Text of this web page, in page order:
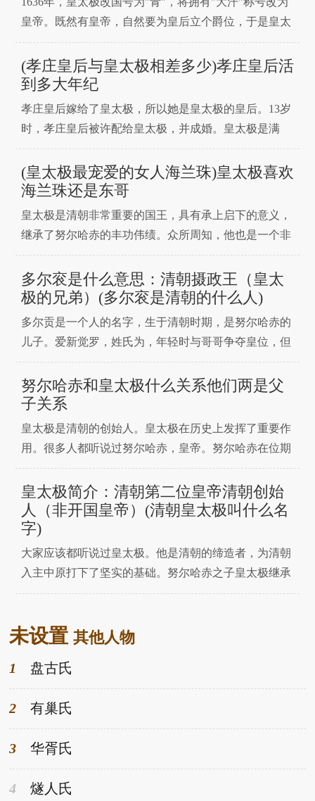
认的宠臣。历史上
皇帝。既然有皇帝，自然要为皇后立个爵位，于是皇太
极立大富金哲哲为宫中皇后，也称国君福晋。直到皇太
极去世，都没有换皇后。所以很多人误会哲哲是皇太极
的第一任妻子，自然要让妻子做皇后。但是，哲哲并不
是皇太极的原配，而且众所周知，哲哲一生无子，只为
(孝庄皇后与皇太极相差多少)孝庄皇后活
到多大年纪
孝庄皇后嫁给了皇太极，所以她是皇太极的皇后。13岁
时，孝庄皇后被许配给皇太极，并成婚。皇太极是满
族，他是一个很好的皇帝。皇太极给人的印象是威严，
非常聪明。与孝庄皇后结婚后，自己的国家正处于鼎盛
时期，因为孝庄皇后非常聪明，能够帮助自己，对朝廷
的事务提出很多意见。一、孝庄皇后的陵墓。他死后，
孝庄皇后葬在
(皇太极最宠爱的女人海兰珠)皇太极喜欢
海兰珠还是东哥
皇太极是清朝非常重要的国王，具有承上启下的意义，
继承了努尔哈赤的丰功伟绩。众所周知，他也是一个非
常痴情的皇帝。虽然他有三千个情人，但他的爱全在一
个人身上。你知道皇太极最爱谁吗？边肖今天会带你去
看。皇太极最喜欢的女人是谁？皇太极最喜欢的女人是
海，也就是，孝端文皇后的侄女，孝庄文皇后的妹妹。
而且和其他妃
多尔衮是什么意思：清朝摄政王（皇太
极的兄弟）(多尔衮是清朝的什么人)
多尔贡是一个人的名字，生于清朝时期，是努尔哈赤的
儿子。爱新觉罗，姓氏为，年轻时与哥哥争夺皇位，但
皇太极成功称王。后来皇太极死后，顺治登基。此时多
尔衮以叔父的身份在朝执政，独揽大权。多尔衮创造了
许多国家制度，自称摄政王。多尔衮取得了许多成就。
他曾经利用汉族官员来镇压叛乱。一、多尔衮是好人
吗？历史上有很
努尔哈赤和皇太极什么关系他们两是父
子关系
皇太极是清朝的创始人。皇太极在历史上发挥了重要作
用。很多人都听说过努尔哈赤，皇帝。努尔哈赤在位期
间政绩斐然，但很多人对努尔哈赤了解不多。很多人不
知道努尔哈赤和皇太极的关系。一、努尔哈赤与皇太极
的关系努尔哈赤后来被称为"清太祖"而皇太极被后人称
为"清太宗"。由此可见，努尔哈赤其实是皇太极的父
亲，他们两
皇太极简介：清朝第二位皇帝清朝创始
人（非开国皇帝）(清朝皇太极叫什么名
字)
大家应该都听说过皇太极。他是清朝的缔造者，为清朝
入主中原打下了坚实的基础。努尔哈赤之子皇太极继承
可汗位后，大力治理，大力改革，重用汉将，征服朝鲜
儿子顺治皇帝入主中原，统一天下，建立了清朝。一、
未设置其他人物
1 盘古氏
2 有巢氏
3 华胥氏
4 燧人氏